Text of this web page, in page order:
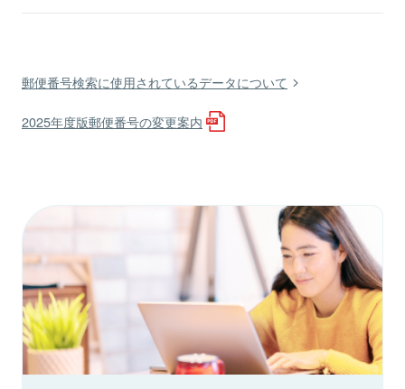
郵便番号検索に使用されているデータについて
2025年度版郵便番号の変更案内